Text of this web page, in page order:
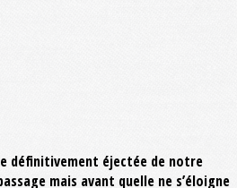
définitivement éjectée de notre
mais avant quelle ne s’éloigne